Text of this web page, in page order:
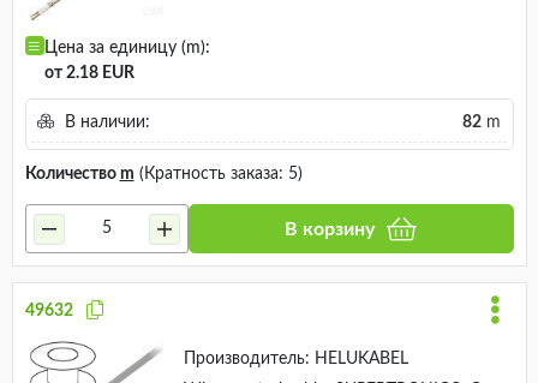
Цена за единицу (m):
от 2.18 EUR
В наличии: 82m
Количество m (Кратность заказа: 5)
В корзину
49632
Производитель: HELUKABEL